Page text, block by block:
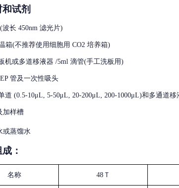
试剂
(波长 450nm 滤光片)
箱(不推荐使用细胞用 CO2 培养箱)
机或多道移液器 /5ml 滴管(手工洗板用)
EP 管及一次性吸头
道 (0.5-10μL, 5-50μL, 20-200μL, 200-1000μL)和多通道移
加样槽
或蒸馏水
：
名称 48Ｔ